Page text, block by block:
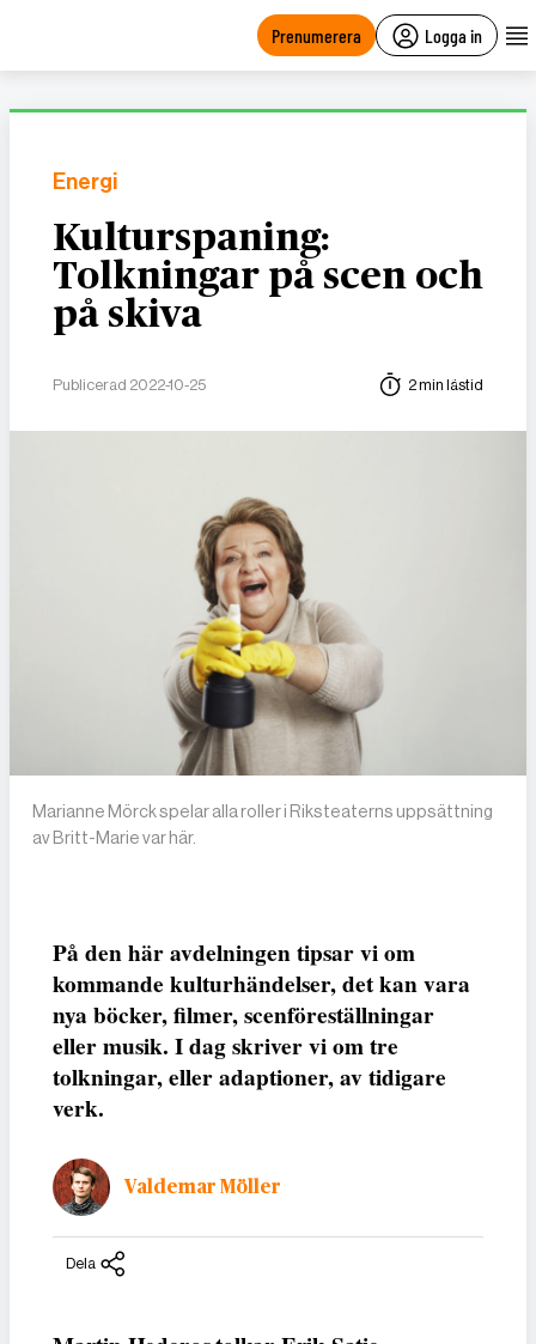
Prenumerera Logga in
Energi
Kulturspaning:
Tolkningar på scen och
på skiva
Publicerad 2022-10-25 2 min lästid
Marianne Mörck spelar alla roller i Riksteaterns uppsättning
av Britt-Marie var här.
På den här avdelningen tipsar vi om
kommande kulturhändelser, det kan vara
nya böcker, filmer, scenföreställningar
eller musik. I dag skriver vi om tre
tolkningar, eller adaptioner, av tidigare
verk.
Valdemar Möller
Dela